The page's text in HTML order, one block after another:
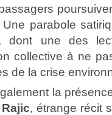
parabole
dont une des
collective à ne
de la crise
la
, étrange récit